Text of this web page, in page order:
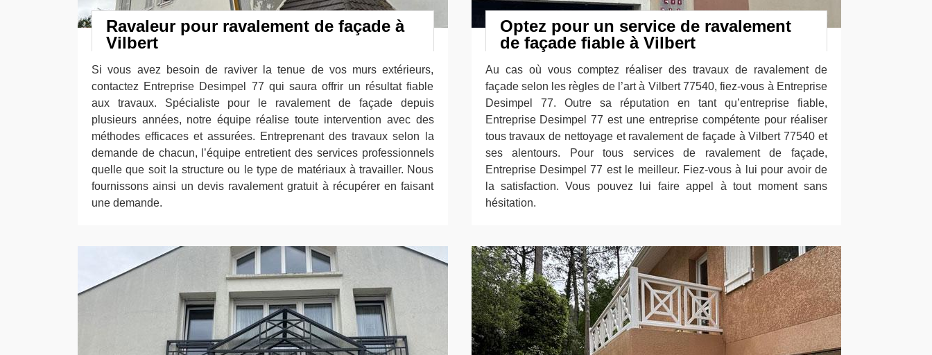
Ravaleur pour ravalement de façade à
Vilbert
Si vous avez besoin de raviver la tenue de vos murs extérieurs,
contactez Entreprise Desimpel 77 qui saura offrir un résultat fiable
aux travaux. Spécialiste pour le ravalement de façade depuis
plusieurs années, notre équipe réalise toute intervention avec des
méthodes efficaces et assurées. Entreprenant des travaux selon la
demande de chacun, l’équipe entretient des services professionnels
quelle que soit la structure ou le type de matériaux à travailler. Nous
fournissons ainsi un devis ravalement gratuit à récupérer en faisant
une demande.
Optez pour un service de ravalement
de façade fiable à Vilbert
Au cas où vous comptez réaliser des travaux de ravalement de
façade selon les règles de l’art à Vilbert 77540, fiez-vous à Entreprise
Desimpel 77. Outre sa réputation en tant qu’entreprise fiable,
Entreprise Desimpel 77 est une entreprise compétente pour réaliser
tous travaux de nettoyage et ravalement de façade à Vilbert 77540 et
ses alentours. Pour tous services de ravalement de façade,
Entreprise Desimpel 77 est le meilleur. Fiez-vous à lui pour avoir de
la satisfaction. Vous pouvez lui faire appel à tout moment sans
hésitation.